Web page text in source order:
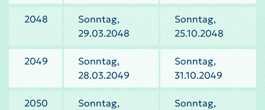
2048
Sonntag,
29.03.2048
Sonntag,
25.10.2048
2049
Sonntag,
28.03.2049
Sonntag,
31.10.2049
2050
Sonntag,
Sonntag,